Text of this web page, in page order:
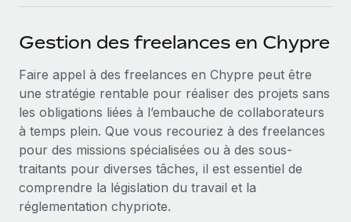
Rationalisez vos processus avec des outils essentiels
SERVICES
Demandez aux experts
Recevez des conseils d’experts sur les RH à
l’international et la conformité
Contrôles d’antécédents
Simplifiez vos processus de présélection des
Partenaires stratégiques de la tech
Devenir partenaire
Explorez avec nous vos opportunités de partenariat
Remote Build
Conseil en intégrations et automatisations assistées par
Salle de presse
Données sur les salaires et les talents
Centre de ressources
Obtenir de l’aide
Voir toutes les ressources
Gestion des freelances en Chypre
Faire appel à des freelances en Chypre peut être
une stratégie rentable pour réaliser des projets sans
les obligations liées à l’embauche de collaborateurs
à temps plein. Que vous recouriez à des freelances
pour des missions spécialisées ou à des sous-
traitants pour diverses tâches, il est essentiel de
comprendre la législation du travail et la
réglementation chypriote.